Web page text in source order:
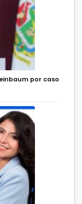
por caso